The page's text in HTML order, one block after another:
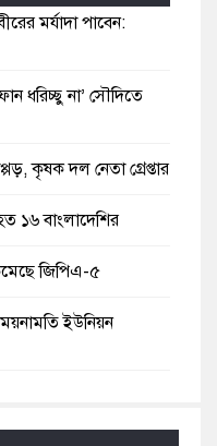
মর্যাদা পাবেন:
ধরিচ্ছু না’ সৌদিতে
কৃষক দল নেতা গ্রেপ্তার
১৬ বাংলাদেশির
জিপিএ-৫
ইউনিয়ন